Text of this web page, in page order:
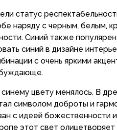
статус
наряду с черным, белым,
Синий также
синий в дизайне
с очень яркими
цвету менялось. В
символом доброты и
с идеей божественности
этот свет